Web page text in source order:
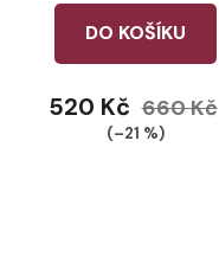
DO KOŠÍKU
520 Kč 660 Kč
(–21 %)